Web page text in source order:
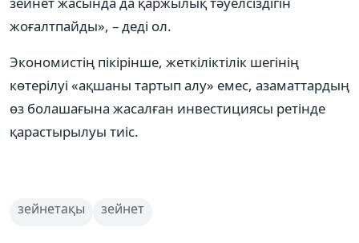
жоғалтпайды», – деді ол.
Экономистің пікірінше, жеткіліктілік шегінің
көтерілуі «ақшаны тартып алу» емес, азаматтардың
өз болашағына жасалған инвестициясы ретінде
қарастырылуы тиіс.
зейнетақы зейнет